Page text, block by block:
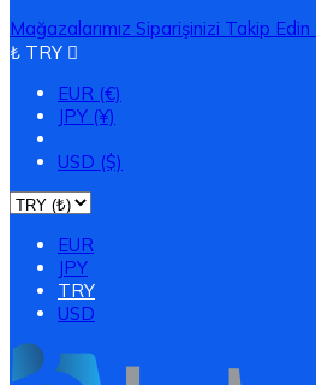
Mağazalarımız Siparişinizi Takip Edin
₺ TRY 
EUR (€)
JPY (¥)
USD ($)
EUR
JPY
TRY
USD